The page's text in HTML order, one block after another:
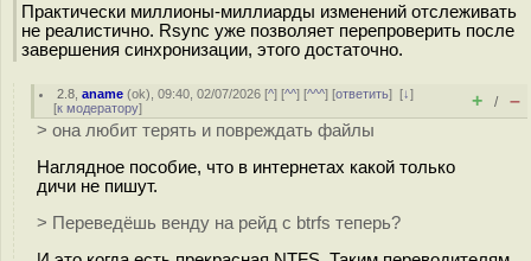
Практически миллионы-миллиарды изменений отслеживать
не реалистично. Rsync уже позволяет перепроверить после
завершения синхронизации, этого достаточно.
2.8 ,aname (ok), 09:40, 02/07/2026 [^] [^^] [^^^] [ответить][↓]
[к модератору] + / –
> она любит терять и повреждать файлы
Наглядное пособие, что в интернетах какой только
дичи не пишут.
> Переведёшь венду на рейд с btrfs теперь?